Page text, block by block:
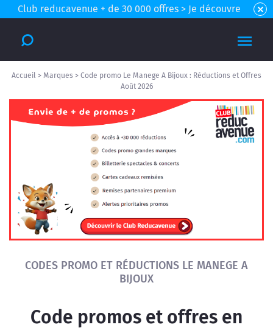
Club reducavenue + de 30 000 offres > Je découvre
Accueil > Marques > Code promo Le Manege A Bijoux : Réductions et Offres
Août 2026
CODES PROMO ET RÉDUCTIONS LE MANEGE A
BIJOUX
Code promos et offres en